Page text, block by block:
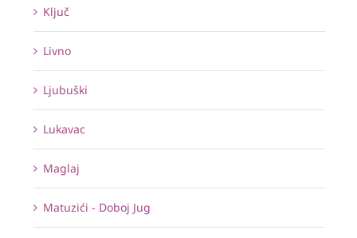
Ključ
Livno
Ljubuški
Lukavac
Maglaj
Matuzići - Doboj Jug